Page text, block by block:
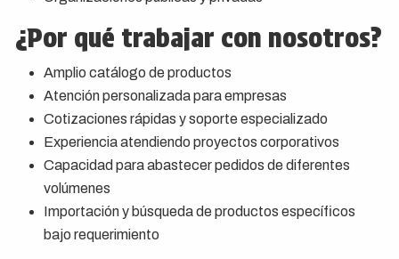
¿Por qué trabajar con nosotros?
Amplio catálogo de productos
Atención personalizada para empresas
Cotizaciones rápidas y soporte especializado
Experiencia atendiendo proyectos corporativos
Capacidad para abastecer pedidos de diferentes
volúmenes
Importación y búsqueda de productos específicos
bajo requerimiento